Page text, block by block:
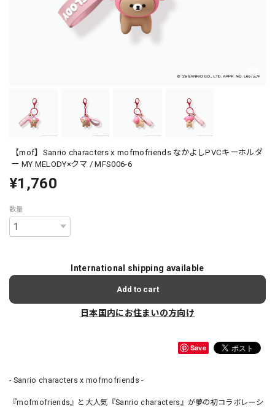
【mof】Sanrio characters x mofmofriends なかよしPVCキーホルダ
ー MY MELODY×クマ / MFS006-6
¥1,760
数量
International shipping available
Add to cart
日本国内にお住まいの方向け
Save
- Sanrio characters x mofmofriends -
『mofmofriends』と大人気『Sanrio characters』が夢の初コラボレーシ